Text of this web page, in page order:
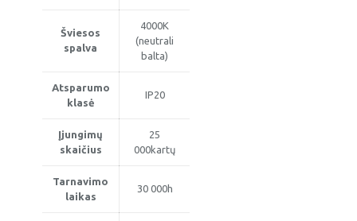
Šviesos
spalva
4000K
(neutrali
balta)
Atsparumo
klasė
IP20
Įjungimų
skaičius
25
000kartų
Tarnavimo
laikas
30 000h